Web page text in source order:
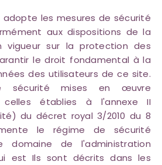
adopte les mesures de sécurité
aux dispositions de la
vigueur sur la protection des
le droit fondamental à la
des utilisateurs de ce site.
sécurité mises en œuvre
celles établies à l'annexe II
du décret royal 3/2010 du 8
le régime de sécurité
domaine de l'administration
est Ils sont décrits dans les